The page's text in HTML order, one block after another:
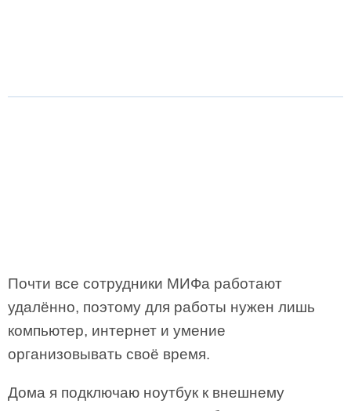
Почти все сотрудники МИФа работают
удалённо, поэтому для работы нужен лишь
компьютер, интернет и умение
организовывать своё время.
Дома я подключаю ноутбук к внешнему